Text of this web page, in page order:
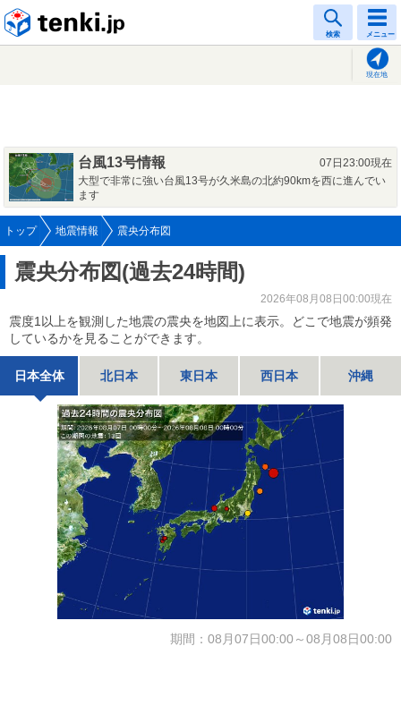
検索 メニュー
現在地
台風13号情報
07日23:00現在
大型で非常に強い台風13号が久米島の北約90kmを西に進んでい
ます
トップ 地震情報 震央分布図
震央分布図(過去24時間)
2026年08月08日00:00現在
震度1以上を観測した地震の震央を地図上に表示。どこで地震が頻発
しているかを見ることができます。
日本全体 北日本 東日本 西日本 沖縄
期間：08月07日00:00～08月08日00:00